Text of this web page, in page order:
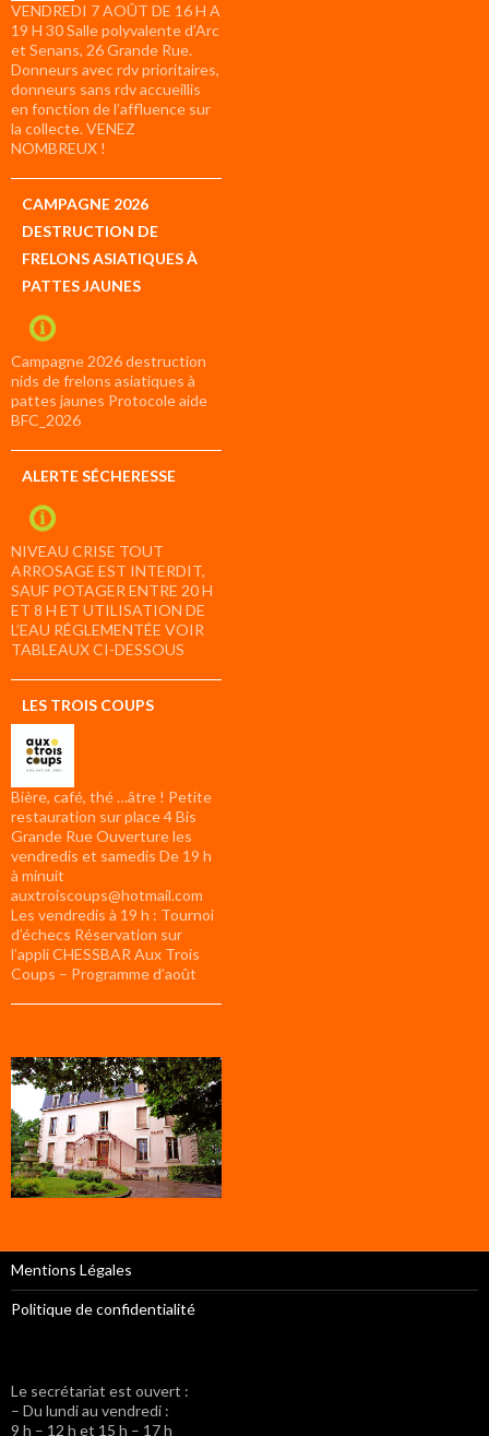
VENDREDI 7 AOÛT DE 16 H A
19 H 30 Salle polyvalente d’Arc
et Senans, 26 Grande Rue.
Donneurs avec rdv prioritaires,
donneurs sans rdv accueillis
en fonction de l’affluence sur
la collecte. VENEZ
NOMBREUX !
CAMPAGNE 2026
DESTRUCTION DE
FRELONS ASIATIQUES À
PATTES JAUNES
Campagne 2026 destruction
nids de frelons asiatiques à
pattes jaunes Protocole aide
BFC_2026
ALERTE SÉCHERESSE
NIVEAU CRISE TOUT
ARROSAGE EST INTERDIT,
SAUF POTAGER ENTRE 20 H
ET 8 H ET UTILISATION DE
L’EAU RÉGLEMENTÉE VOIR
TABLEAUX CI-DESSOUS
LES TROIS COUPS
Bière, café, thé …âtre ! Petite
restauration sur place 4 Bis
Grande Rue Ouverture les
vendredis et samedis De 19 h
à minuit
auxtroiscoups@hotmail.com
Les vendredis à 19 h : Tournoi
d’échecs Réservation sur
l’appli CHESSBAR Aux Trois
Coups – Programme d’août
Mentions Légales
Politique de confidentialité
Le secrétariat est ouvert :
– Du lundi au vendredi :
9 h – 12 h et 15 h – 17 h